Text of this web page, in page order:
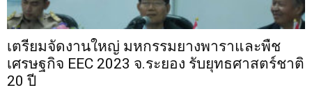
เตรียมจัดงานใหญ่ มหกรรมยางพาราและพืช
เศรษฐกิจ EEC 2023 จ.ระยอง รับยุทธศาสตร์ชาติ
20 ปี